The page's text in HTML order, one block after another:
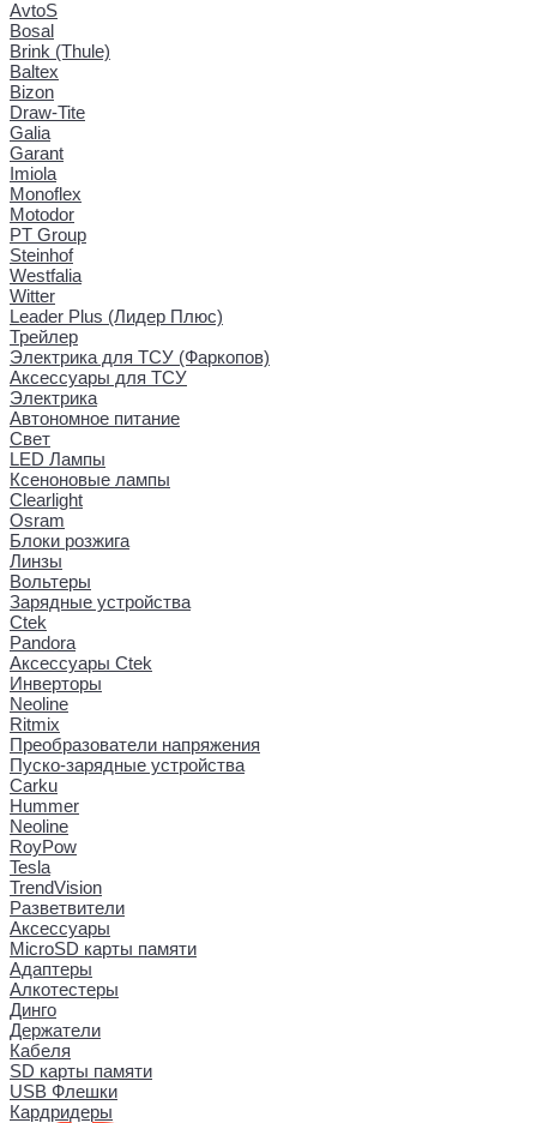
AvtoS
Bosal
Brink (Thule)
Baltex
Bizon
Draw-Tite
Galia
Garant
Imiola
Monoflex
Motodor
PT Group
Steinhof
Westfalia
Witter
Leader Plus (Лидер Плюс)
Трейлер
Электрика для ТСУ (Фаркопов)
Аксессуары для ТСУ
Электрика
Автономное питание
Свет
LED Лампы
Ксеноновые лампы
Clearlight
Osram
Блоки розжига
Линзы
Вольтеры
Зарядные устройства
Ctek
Pandora
Аксессуары Ctek
Инверторы
Neoline
Ritmix
Преобразователи напряжения
Пуско-зарядные устройства
Carku
Hummer
Neoline
RoyPow
Tesla
TrendVision
Разветвители
Аксессуары
MicroSD карты памяти
Адаптеры
Алкотестеры
Динго
Держатели
Кабеля
SD карты памяти
USB Флешки
Кардридеры